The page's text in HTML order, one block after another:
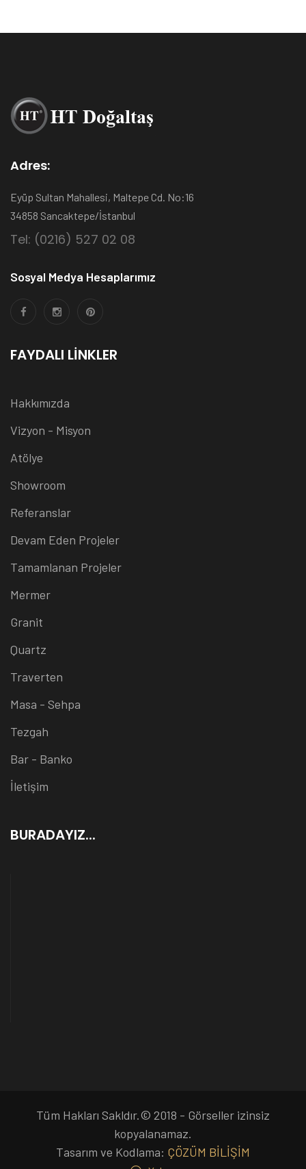
Adres:
Eyüp Sultan Mahallesi, Maltepe Cd. No:16
34858 Sancaktepe/İstanbul
Tel: (0216) 527 02 08
Sosyal Medya Hesaplarımız
FAYDALI LINKLER
Hakkımızda
Vizyon - Misyon
Atölye
Showroom
Referanslar
Devam Eden Projeler
Tamamlanan Projeler
Mermer
Granit
Quartz
Traverten
Masa - Sehpa
Tezgah
Bar - Banko
İletişim
BURADAYIZ...
Tüm Hakları Sakldır.© 2018 - Görseller izinsiz
kopyalanamaz.
Tasarım ve Kodlama: ÇÖZÜM BİLİŞİM